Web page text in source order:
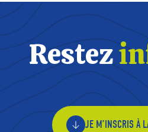
Restez
JE M’INSCRIS À